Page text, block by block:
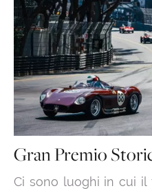
Gran Premio
Ci sono luoghi in cui il